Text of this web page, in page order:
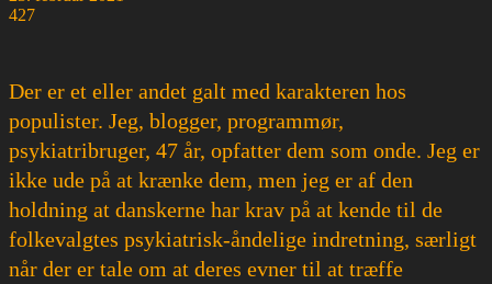
427
Der er et eller andet galt med karakteren hos
populister. Jeg, blogger, programmør,
psykiatribruger, 47 år, opfatter dem som onde. Jeg er
ikke ude på at krænke dem, men jeg er af den
holdning at danskerne har krav på at kende til de
folkevalgtes psykiatrisk-åndelige indretning, særligt
når der er tale om at deres evner til at træffe